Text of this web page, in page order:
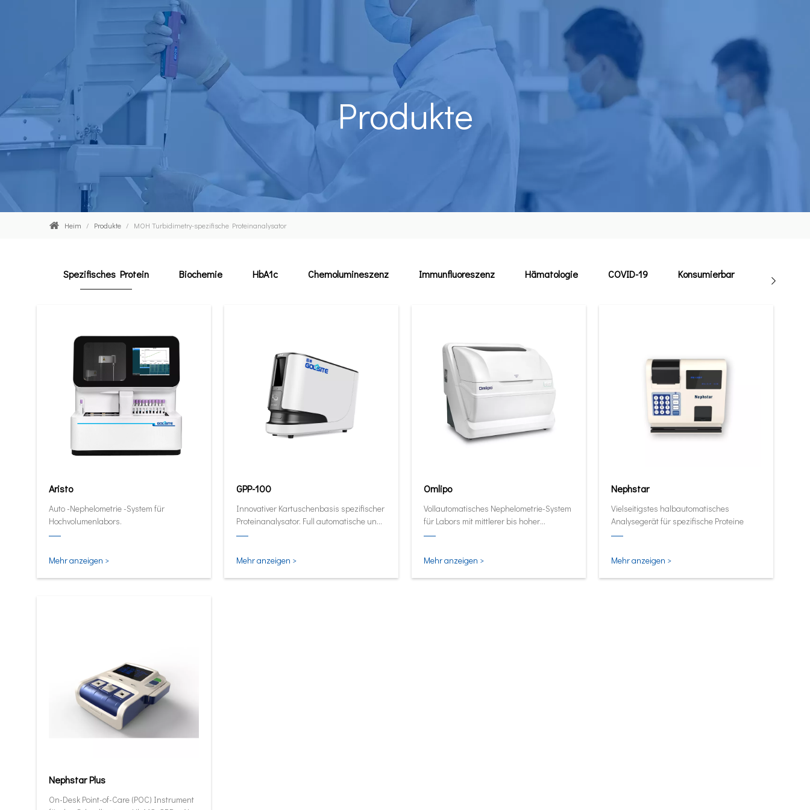
Produkte
Heim / Produkte / MOH Turbidimetry-spezifische Proteinanalysator
Spezifisches Protein Biochemie HbA1c Chemolumineszenz Immunfluoreszenz Hämatologie COVID-19 Konsumierbar
Aristo
Auto -Nephelometrie -System für
Hochvolumenlabors.
Mehr anzeigen >
GPP-100
Innovativer Kartuschenbasis spezifischer
Proteinanalysator. Full automatische und
quantitative Analysator in seiner kleinsten
Mehr anzeigen >
Omlipo
Vollautomatisches Nephelometrie-System
für Labors mit mittlerer bis hoher
Volumendurchsatz.
Mehr anzeigen >
Nephstar
Vielseitigstes halbautomatisches
Analysegerät für spezifische Proteine
Mehr anzeigen >
Nephstar Plus
On-Desk Point-of-Care (POC) Instrument